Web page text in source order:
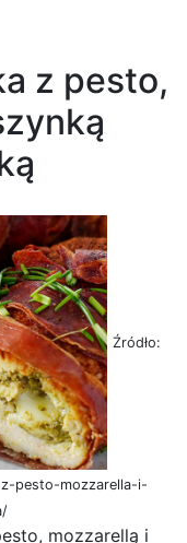
z pesto,
Źródło:
pesto-mozzarella-i-
mozzarellą i